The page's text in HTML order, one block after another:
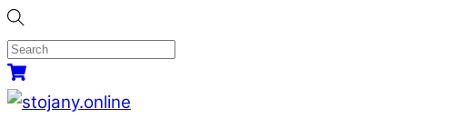
Skip
to
content
MenuKošík